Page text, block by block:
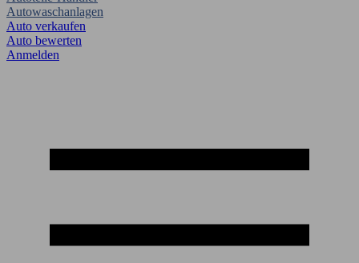
Autowaschanlagen
Auto verkaufen
Auto bewerten
Anmelden